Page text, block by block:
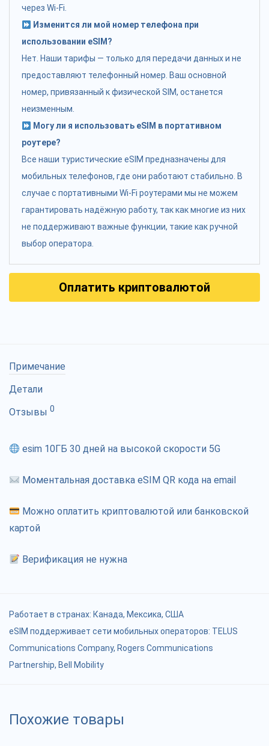
через Wi-Fi.
Изменится ли мой номер телефона при
использовании eSIM?
Нет. Наши тарифы — только для передачи данных и не
предоставляют телефонный номер. Ваш основной
номер, привязанный к физической SIM, останется
неизменным.
Могу ли я использовать eSIM в портативном
роутере?
Все наши туристические eSIM предназначены для
мобильных телефонов, где они работают стабильно. В
случае с портативными Wi-Fi роутерами мы не можем
гарантировать надёжную работу, так как многие из них
не поддерживают важные функции, такие как ручной
выбор оператора.
Оплатить криптовалютой
Примечание
Детали
Отзывы 0
esim 10ГБ 30 дней на высокой скорости 5G
Моментальная доставка eSIM QR кода на email
Можно оплатить криптовалютой или банковской
картой
Верификация не нужна
Работает в странах: Канада, Мексика, США
eSIM поддерживает сети мобильных операторов: TELUS
Communications Company, Rogers Communications
Partnership, Bell Mobility
Похожие товары